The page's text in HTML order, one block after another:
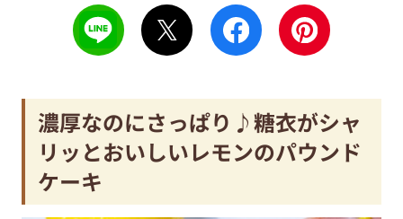
濃厚なのにさっぱり♪糖衣がシャ
リッとおいしいレモンのパウンド
ケーキ